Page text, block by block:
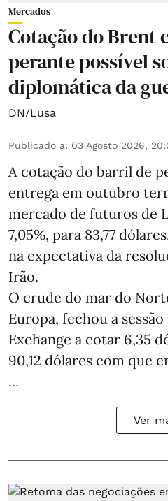
Mercados
Cotação do Brent
perante possível
diplomática da
DN/Lusa
Publicado a: 03 Agosto 2026,
A cotação do barril de
entrega em outubro
mercado de futuros de
7,05%, para 83,77
na expectativa da
Irão.
O crude do mar do
Europa, fechou a
Exchange a cotar 6,35
90,12 dólares com que
...
Ver